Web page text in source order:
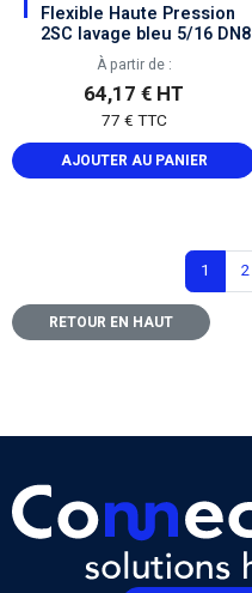
Flexible Haute Pression
2SC lavage bleu 5/16 DN8
femelle BSP 3/8 /
easylockÀ partir de :
64,17 € HT
77 € TTC
AJOUTER AU PANIER
1 2
RETOUR EN HAUT